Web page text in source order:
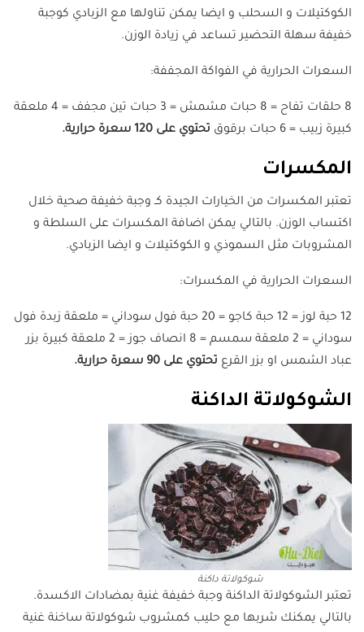
الكوكتيلات و السحلب و ايضا يمكن تناولها مع الزبادي كوجبة
خفيفة سهلة التحضير تساعد في زيادة الوزن.
السعرات الحرارية في الفواكة المجففة:
8 حلقات تفاح = 8 حبات مشمش = 3 حبات تين مجفف = 4 ملعقة
كبيرة زبيب = 6 حبات برقوق
تحتوي على 120 سعرة حرارية.
المكسرات
تعتبر المكسرات من الخيارات الجيدة كـ وجبة خفيفة صحية خلال
اكتساب الوزن. بالتالي يمكن اضافة المكسرات على السلطة و
المشروبات مثل السموذي و الكوكتيلات و ايضا الزبادي.
السعرات الحرارية في المكسرات:
12 حبة لوز = 12 حبة كاجو = 20 حبة فول سوداني = ملعقة زبدة فول
سوداني = 2 ملعقة سمسم = 8 انصاف جوز = 2 ملعقة كبيرة بزر
عباد الشمس او بزر القرع تحتوي على 90 سعرة حرارية.
الشوكولاتة الداكنة
شوكولاتة داكنة
تعتبر الشوكولاتة الداكنة وجبة خفيفة غنية بمضادات الاكسدة.
بالتالي يمكنك شربها مع حليب كمشروب شوكولاتة ساخنة غنية